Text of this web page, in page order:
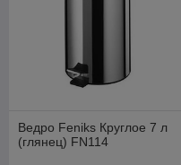
Ведро Feniks Круглое 7 л
(глянец) FN114